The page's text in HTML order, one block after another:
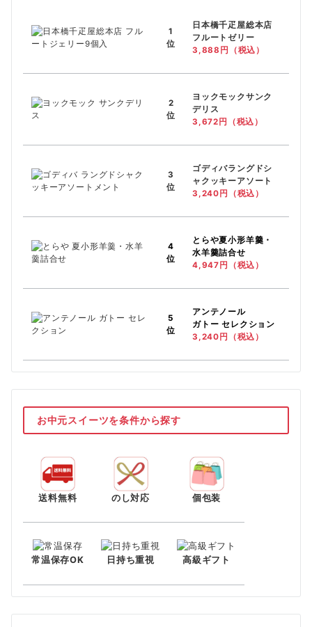
1
位
日本橋千疋屋総本店
フルートゼリー
3,888円（税込）
2
位
ヨックモックサンク
デリス
3,672円（税込）
3
位
ゴディバラングドシ
ャクッキーアソート
3,240円（税込）
4
位
とらや夏小形羊羹・
水羊羹詰合せ
4,947円（税込）
5
位
アンテノール
ガトー セレクション
3,240円（税込）
お中元スイーツを条件から探す
送料無料 のし対応 個包装
常温保存OK 日持ち重視 高級ギフト